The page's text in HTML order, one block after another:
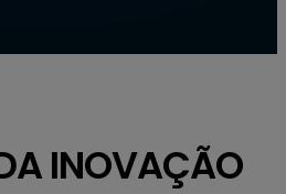
INOVAÇÃO